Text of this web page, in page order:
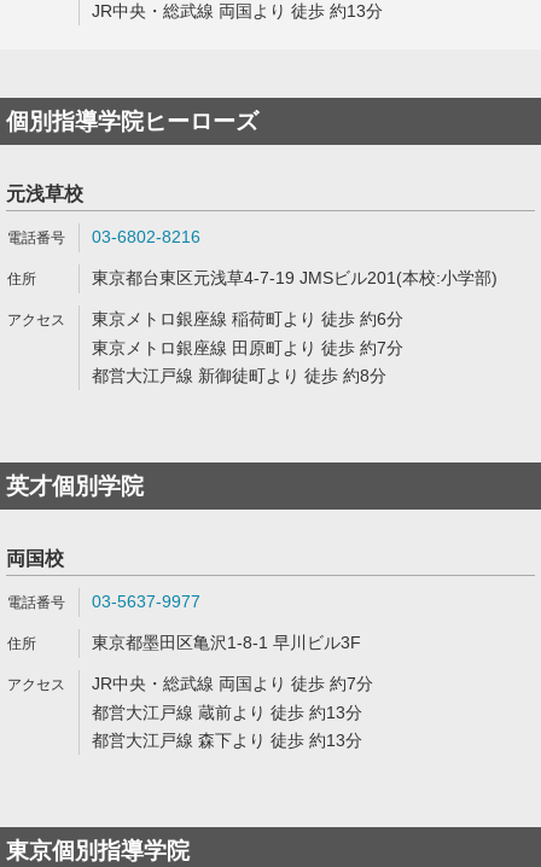
JR中央・総武線 両国より 徒歩 約13分
個別指導学院ヒーローズ
元浅草校
03-6802-8216
東京都台東区元浅草4-7-19 JMSビル201(本校:小学部)
東京メトロ銀座線 稲荷町より 徒歩 約6分
東京メトロ銀座線 田原町より 徒歩 約7分
都営大江戸線 新御徒町より 徒歩 約8分
英才個別学院
両国校
03-5637-9977
東京都墨田区亀沢1-8-1 早川ビル3F
JR中央・総武線 両国より 徒歩 約7分
都営大江戸線 蔵前より 徒歩 約13分
都営大江戸線 森下より 徒歩 約13分
東京個別指導学院